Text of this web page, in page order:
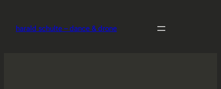
springen
harald schulte – dance & drone